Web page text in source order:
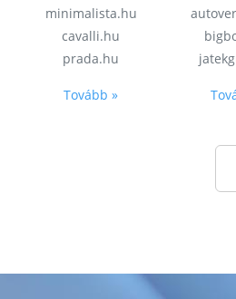
minimalista.hu
cavalli.hu
prada.hu
Tovább »